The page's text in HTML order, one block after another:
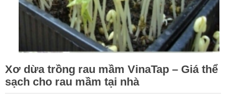
Xơ dừa trồng rau mầm VinaTap – Giá thể
sạch cho rau mầm tại nhà